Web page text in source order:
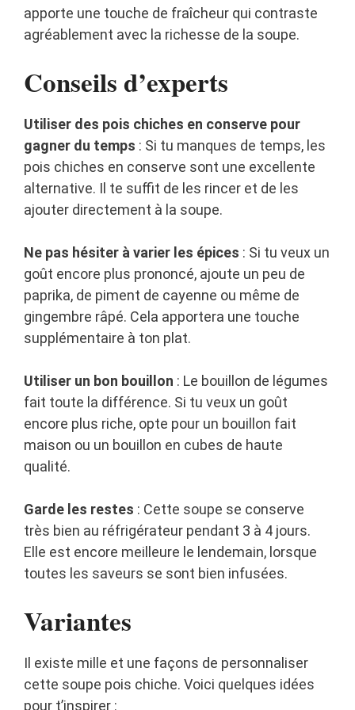
apporte une touche de fraîcheur qui contraste
agréablement avec la richesse de la soupe.
Conseils d’experts
Utiliser des pois chiches en conserve pour
gagner du temps : Si tu manques de temps, les
pois chiches en conserve sont une excellente
alternative. Il te suffit de les rincer et de les
ajouter directement à la soupe.
Ne pas hésiter à varier les épices : Si tu veux un
goût encore plus prononcé, ajoute un peu de
paprika, de piment de cayenne ou même de
gingembre râpé. Cela apportera une touche
supplémentaire à ton plat.
Utiliser un bon bouillon : Le bouillon de légumes
fait toute la différence. Si tu veux un goût
encore plus riche, opte pour un bouillon fait
maison ou un bouillon en cubes de haute
qualité.
Garde les restes : Cette soupe se conserve
très bien au réfrigérateur pendant 3 à 4 jours.
Elle est encore meilleure le lendemain, lorsque
toutes les saveurs se sont bien infusées.
Variantes
Il existe mille et une façons de personnaliser
cette soupe pois chiche. Voici quelques idées
pour t’inspirer :